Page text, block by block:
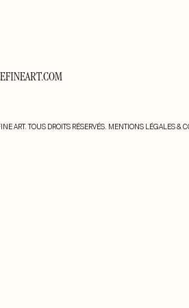
ART. TOUS DROITS RÉSERVÉS. MENTIONS LÉGALES &